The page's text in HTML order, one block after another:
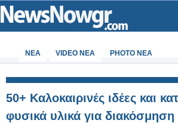
ΝΕΑ VIDEO NEA PHOTO NEA
50+ Καλοκαιρινές ιδέες και
φυσικά υλικά για διακόσμηση